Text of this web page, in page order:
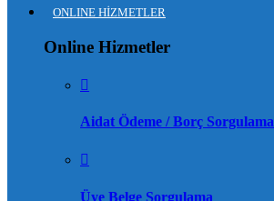
ONLINE HİZMETLER
Online Hizmetler
Aidat Ödeme / Borç Sorgulama
Üye Belge Sorgulama